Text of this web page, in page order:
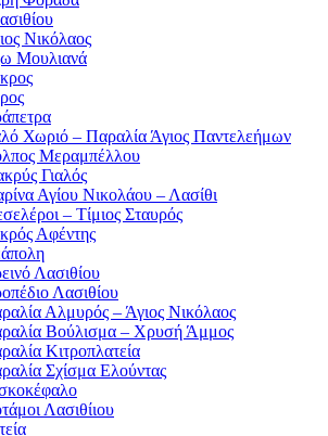
Νικόλαος
Μουλιανά
Χωριό – Παραλία Άγιος Παντελεήμων
Μεραμπέλλου
Γιαλός
Αγίου Νικολάου – Λασίθι
– Τίμιος Σταυρός
Αφέντης
Λασιθίου
Λασιθίου
Αλμυρός – Άγιος Νικόλαος
Βούλισμα – Χρυσή Άμμος
Κιτροπλατεία
Σχίσμα Ελούντας
Λασιθίιου